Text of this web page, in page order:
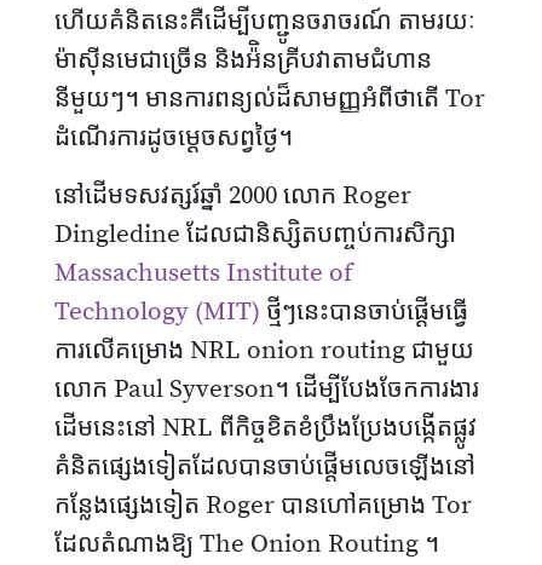
ហើយគំនិតនេះគឺដើម្បីបញ្ជូនចរាចរណ៍ តាមរយៈ
ម៉ាស៊ីនមេជាច្រើន និងអ៉ិនគ្រីបវាតាមជំហាន
នីមួយៗ។ មានការពន្យល់ដ៏សាមញ្ញអំពីថាតើ Tor
ដំណើរការដូចម្ដេចសព្វថ្ងៃ។
នៅដើមទសវត្សរ៍ឆ្នាំ 2000 លោក Roger
Dingledine ដែលជានិស្សិតបញ្ចប់ការសិក្សា
Massachusetts Institute of
Technology (MIT) ថ្មីៗនេះបានចាប់ផ្តើមធ្វើ
ការលើគម្រោង NRL onion routing ជាមួយ
លោក Paul Syverson។ ដើម្បីបែងចែកការងារ
ដើមនេះនៅ NRL ពីកិច្ចខិតខំប្រឹងប្រែងបង្កើតផ្លូវ
គំនិតផ្សេងទៀតដែលបានចាប់ផ្តើមលេចឡើងនៅ
កន្លែងផ្សេងទៀត Roger បានហៅគម្រោង Tor
ដែលតំណាងឱ្យ The Onion Routing ។